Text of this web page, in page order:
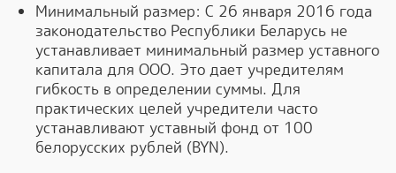
Минимальный размер: С 26 января 2016 года
законодательство Республики Беларусь не
устанавливает минимальный размер уставного
капитала для ООО. Это дает учредителям
гибкость в определении суммы. Для
практических целей учредители часто
устанавливают уставный фонд от 100
белорусских рублей (BYN).